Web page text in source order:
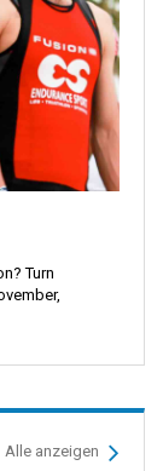
Turn
Alle anzeigen